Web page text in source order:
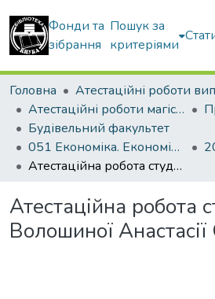
Фонди та
зібрання
Пошук за
критеріями
Головна
Атестаційні роботи магістрів
Будівельний факультет
051 Економіка. Економіка підприємства
Атестаційна робота студентки Волошиної Анастасії Олексіївни
Атестаційна робота
Волошиної Анастасії